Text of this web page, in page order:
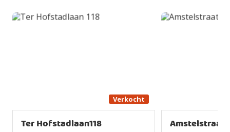
Verkocht
Ter Hofstadlaan118